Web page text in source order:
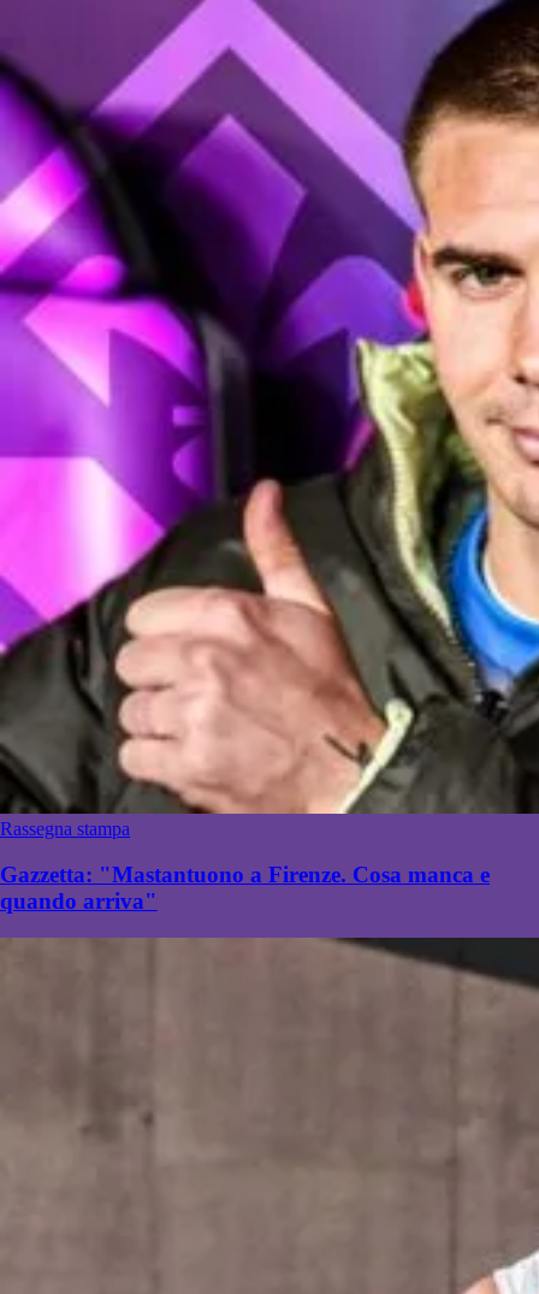
Rassegna stampa
Gazzetta: "Mastantuono a Firenze. Cosa manca e
quando arriva"